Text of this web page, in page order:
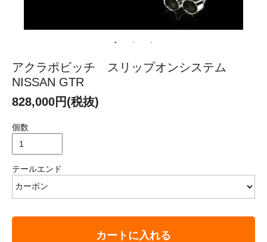
アクラポビッチ スリップオンシステム
NISSAN GTR
828,000円(税抜)
個数
テールエンド
カートに入れる